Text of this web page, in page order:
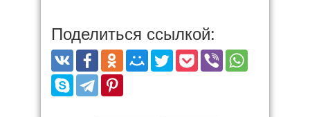
Поделиться ссылкой: